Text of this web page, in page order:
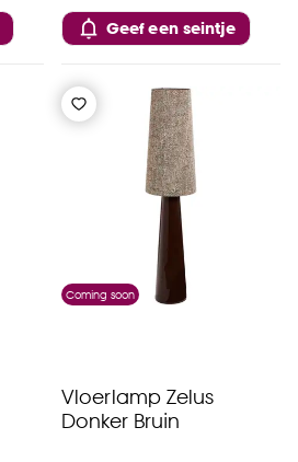
Geef een seintje
Coming soon
Vloerlamp Zelus
Donker Bruin